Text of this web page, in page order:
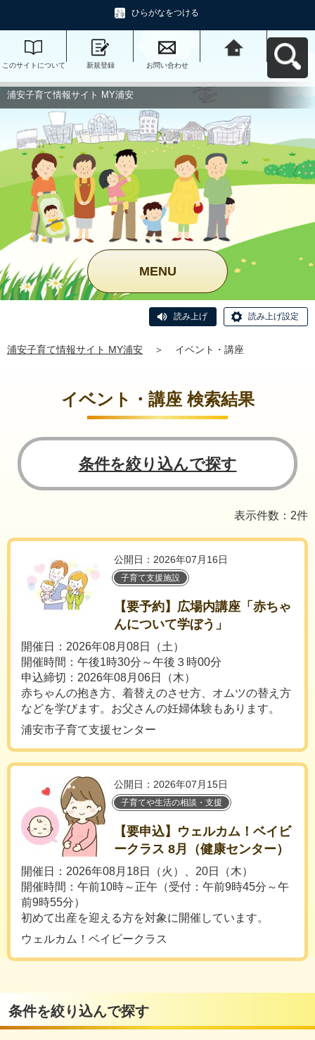
ひらがなをつける
このサイトについて 新規登録 お問い合わせ
浦安子育て情報サイト MY浦安
MENU
読み上げ 読み上げ設定
浦安子育て情報サイト MY浦安 ＞ イベント・講座
イベント・講座 検索結果
条件を絞り込んで探す
表示件数：2件
公開日：2026年07月16日
子育て支援施設
【要予約】広場内講座「赤ちゃ
んについて学ぼう」
開催日：2026年08月08日（土）
開催時間：午後1時30分～午後３時00分
申込締切：2026年08月06日（木）
赤ちゃんの抱き方、着替えのさせ方、オムツの替え方
などを学びます。お父さんの妊婦体験もあります。
浦安市子育て支援センター
公開日：2026年07月15日
子育てや生活の相談・支援
【要申込】ウェルカム！ベイビ
ークラス 8月（健康センター）
開催日：2026年08月18日（火）、20日（木）
開催時間：午前10時～正午（受付：午前9時45分～午
前9時55分）
初めて出産を迎える方を対象に開催しています。
ウェルカム！ベイビークラス
条件を絞り込んで探す